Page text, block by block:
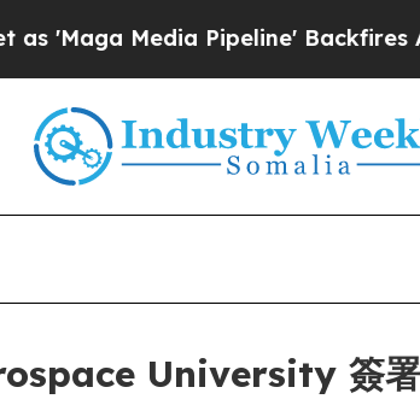
Pipeline' Backfires Amid
University 簽署